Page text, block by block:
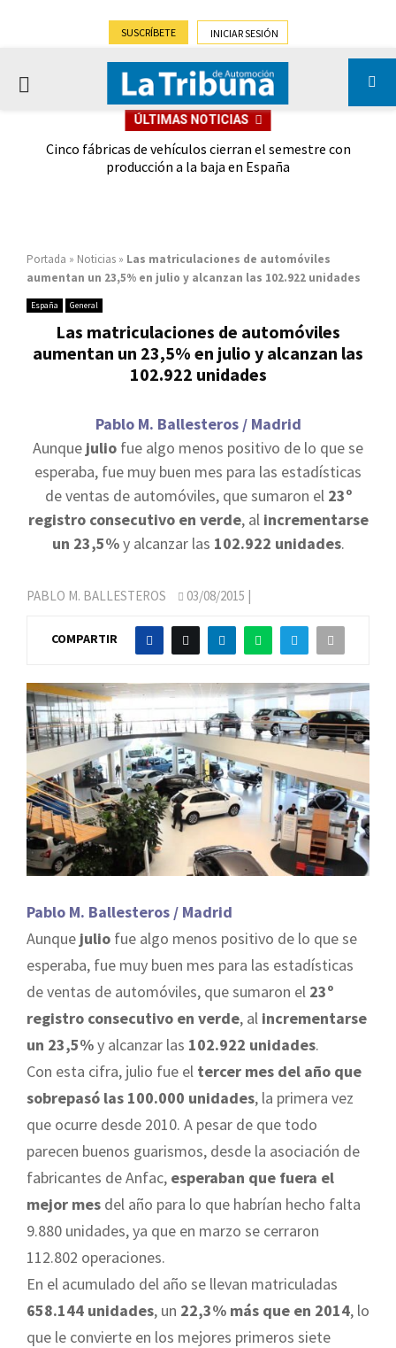
SUSCRÍBETE INICIAR SESIÓN
PRIMARY
ÚLTIMAS NOTICIAS
Cinco fábricas de vehículos cierran el semestre con
producción a la baja en España
Portada » Noticias » Las matriculaciones de automóviles
aumentan un 23,5% en julio y alcanzan las 102.922 unidades
España General
Las matriculaciones de automóviles
aumentan un 23,5% en julio y alcanzan las
102.922 unidades
Pablo M. Ballesteros / Madrid
Aunque julio fue algo menos positivo de lo que se
esperaba, fue muy buen mes para las estadísticas
de ventas de automóviles, que sumaron el 23º
registro consecutivo en verde, alincrementarse
un 23,5%y alcanzar las 102.922 unidades.
PABLO M. BALLESTEROS 03/08/2015 |
COMPARTIR
Pablo M. Ballesteros / Madrid
Aunque julio fue algo menos positivo de lo que se
esperaba, fue muy buen mes para las estadísticas
de ventas de automóviles, que sumaron el 23º
registro consecutivo en verde, al incrementarse
un 23,5%y alcanzar las 102.922 unidades.
Con esta cifra, julio fue el tercer mes del año que
sobrepasó las 100.000 unidades, la primera vez
que ocurre desde 2010. A pesar de que todo
parecen buenos guarismos, desde la asociación de
fabricantes de Anfac, esperaban que fuera el
mejor mes del año para lo que habrían hecho falta
9.880 unidades, ya que en marzo se cerraron
112.802 operaciones.
En el acumulado del año se llevan matriculadas
658.144 unidades, un 22,3% más que en 2014, lo
que le convierte en los mejores primeros siete